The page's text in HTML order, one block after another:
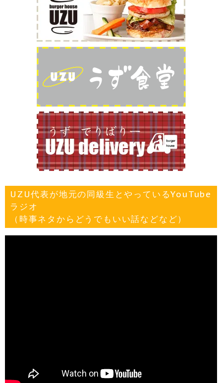
UZU代表が地元の同級生とやっているYouTube
ラジオ
（時事ネタからどうでもいい話などなど）